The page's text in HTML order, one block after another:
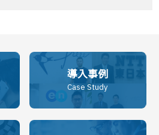
導入事例
Case Study